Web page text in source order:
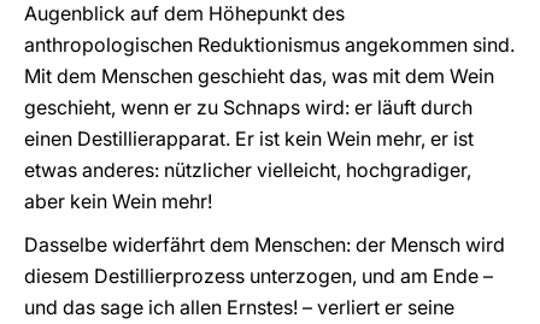
Augenblick auf dem Höhepunkt des
anthropologischen Reduktionismus angekommen sind.
Mit dem Menschen geschieht das, was mit dem Wein
geschieht, wenn er zu Schnaps wird: er läuft durch
einen Destillierapparat. Er ist kein Wein mehr, er ist
etwas anderes: nützlicher vielleicht, hochgradiger,
aber kein Wein mehr!
Dasselbe widerfährt dem Menschen: der Mensch wird
diesem Destillierprozess unterzogen, und am Ende –
und das sage ich allen Ernstes! – verliert er seine